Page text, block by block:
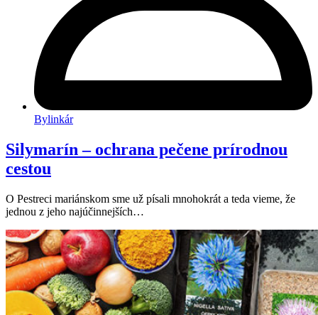
Bylinkár
Silymarín – ochrana pečene prírodnou
cestou
O Pestreci mariánskom sme už písali mnohokrát a teda vieme, že
jednou z jeho najúčinnejších…